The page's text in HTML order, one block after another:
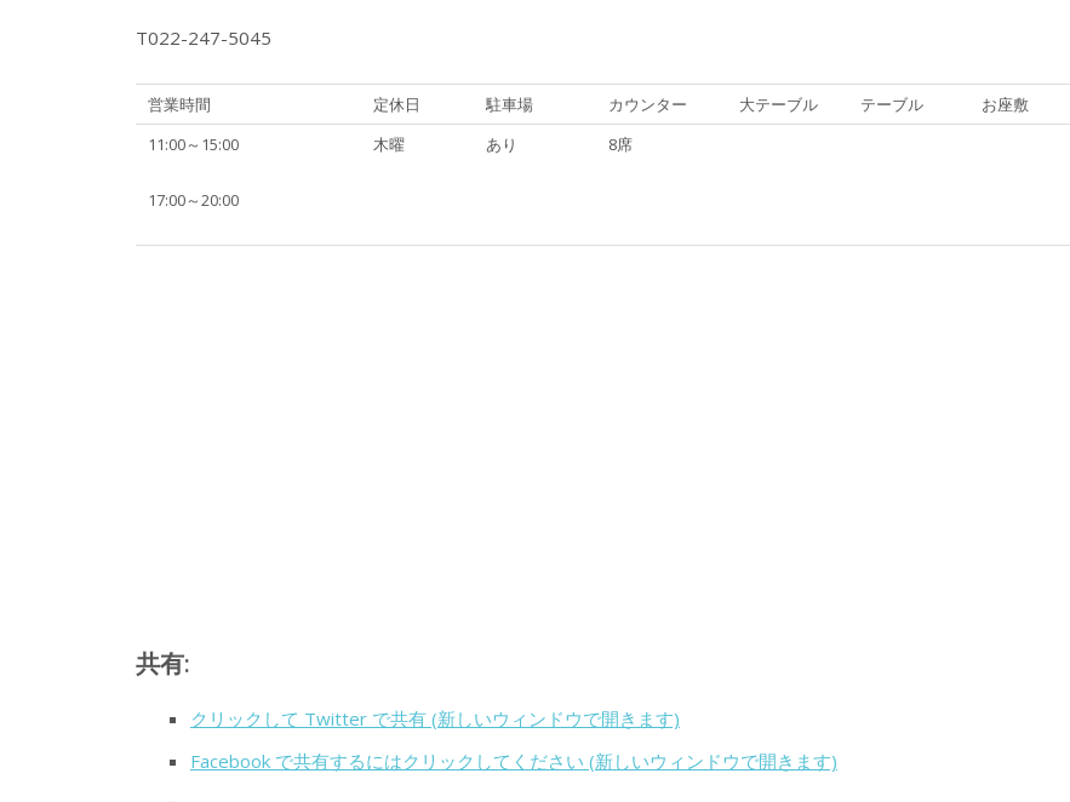
T022-247-5045
営業時間 定休日 駐車場 カウンター 大テーブル テーブル
お座敷
11:00～15:00
17:00～20:00
木曜 あり 8席
共有:
クリックして Twitter で共有 (新しいウィンドウで開きます)
Facebook で共有するにはクリックしてください (新しいウィンドウで開きます)